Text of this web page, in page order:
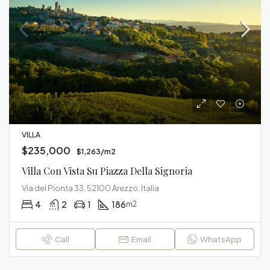
VILLA
$235,000 $1,263/m2
Villa Con Vista Su Piazza Della Signoria
Via del Pionta 33, 52100 Arezzo, Italia
4 2 1 186m2
Call Email WhatsApp